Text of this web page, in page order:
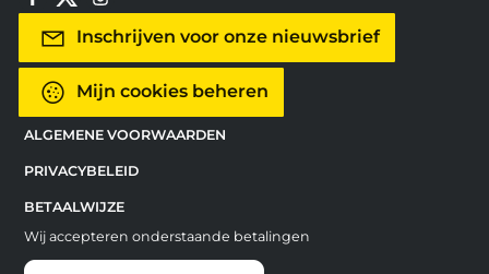
Inschrijven voor onze nieuwsbrief
Mijn cookies beheren
ALGEMENE VOORWAARDEN
PRIVACYBELEID
BETAALWIJZE
Wij accepteren onderstaande betalingen